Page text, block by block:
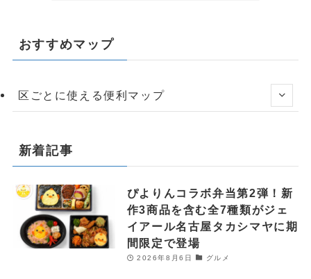
おすすめマップ
区ごとに使える便利マップ
新着記事
ぴよりんコラボ弁当第2弾！新
作3商品を含む全7種類がジェ
イアール名古屋タカシマヤに期
間限定で登場
2026年8月6日 グルメ